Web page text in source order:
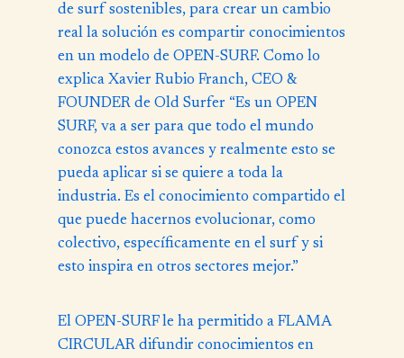
de surf sostenibles, para crear un cambio
real la solución es compartir conocimientos
en un modelo de OPEN-SURF. Como lo
explicaXavier Rubio Franch, CEO &
FOUNDER deOld Surfer “Es un OPEN
SURF, va a ser para que todo el mundo
conozca estos avances y realmente esto se
pueda aplicar si se quiere a toda la
industria. Es el conocimiento compartido el
que puede hacernos evolucionar, como
colectivo, específicamente en el surf y si
esto inspira en otros sectores mejor.”
El OPEN-SURF le ha permitido a FLAMA
CIRCULAR difundir conocimientos en